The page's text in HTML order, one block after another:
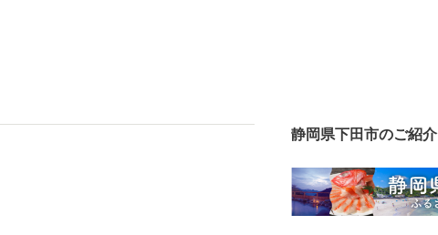
静岡県下田市のご紹介